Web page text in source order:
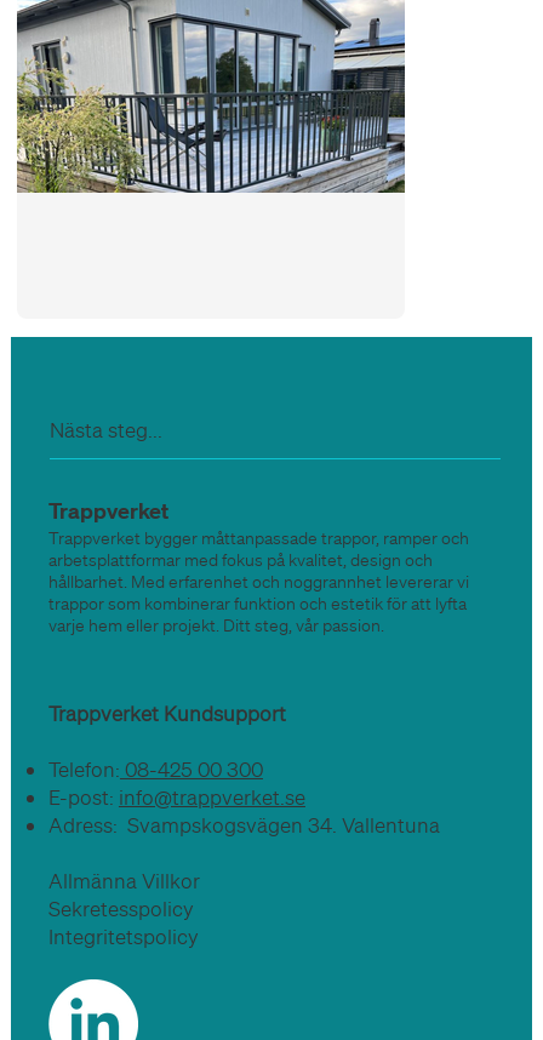
Nästa steg...
Trappverket
Trappverket bygger måttanpassade trappor, ramper och
arbetsplattformar med fokus på kvalitet, design och
hållbarhet. Med erfarenhet och noggrannhet levererar vi
trappor som kombinerar funktion och estetik för att lyfta
varje hem eller projekt. Ditt steg, vår passion.
Trappverket Kundsupport
Telefon: 08-425 00 300
E-post: info@trappverket.se
Adress: Svampskogsvägen 34. Vallentuna
Allmänna Villkor
Sekretesspolicy
Integritetspolicy